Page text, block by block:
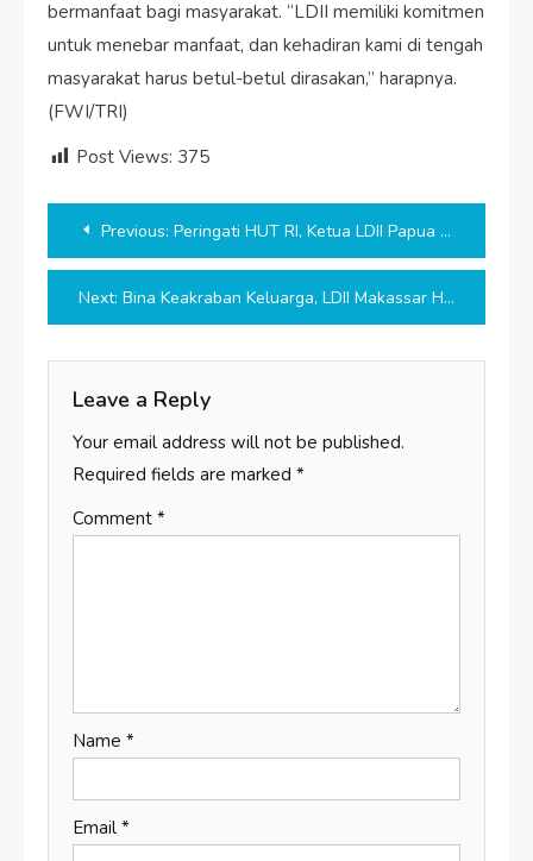
bermanfaat bagi masyarakat. “LDII memiliki komitmen
untuk menebar manfaat, dan kehadiran kami di tengah
masyarakat harus betul-betul dirasakan,” harapnya.
(FWI/TRI)
Post Views: 375
Post
navigation
Previous: Peringati HUT RI, Ketua LDII Papua Barat Tekankan Pentingnya Menjaga Toleransi
Next: Bina Keakraban Keluarga, LDII Makassar Helat Bakti Sosial di Malino
Leave a Reply
Your email address will not be published.
Required fields are marked *
Comment *
Name *
Email *